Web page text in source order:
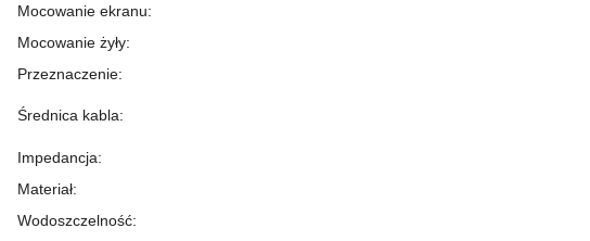
Mocowanie ekranu:
Mocowanie żyły:
Przeznaczenie:
Średnica kabla:
Impedancja:
Materiał:
Wodoszczelność: